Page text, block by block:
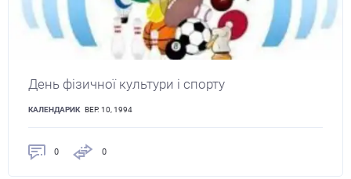
День фізичної культури і спорту
КАЛЕНДАРИК ВЕР. 10, 1994
0 0